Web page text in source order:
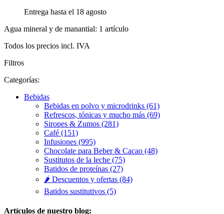
Entrega hasta el 18 agosto
Agua mineral y de manantial: 1 artículo
Todos los precios incl. IVA
Filtros
Categorías:
Bebidas
Bebidas en polvo y microdrinks (61)
Refrescos, tónicas y mucho más (69)
Siropes & Zumos (281)
Café (151)
Infusiones (995)
Chocolate para Beber & Cacao (48)
Sustitutos de la leche (75)
Batidos de proteínas (27)
🌶️ Descuentos y ofertas (84)
Batidos sustitutivos (5)
Artículos de nuestro blog: